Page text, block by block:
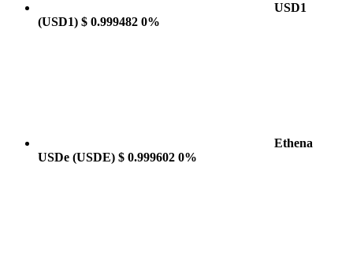
USD1
(USD1) $ 0.999482 0%
Ethena
USDe (USDE) $ 0.999602 0%